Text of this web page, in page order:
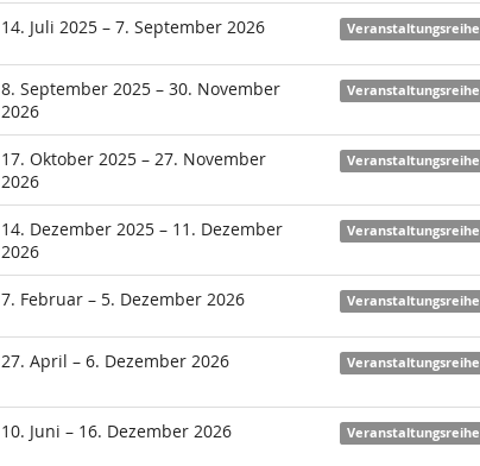
14. Juli 2025 – 7. September 2026 Veranstaltungsreihe
8. September 2025 – 30. November
2026
Veranstaltungsreihe
17. Oktober 2025 – 27. November
2026
Veranstaltungsreihe
14. Dezember 2025 – 11. Dezember
2026
Veranstaltungsreihe
7. Februar – 5. Dezember 2026 Veranstaltungsreihe
27. April – 6. Dezember 2026 Veranstaltungsreihe
10. Juni – 16. Dezember 2026 Veranstaltungsreihe